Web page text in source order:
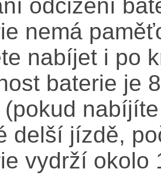
odcizení
nemá
nabíjet i po
baterie je
delší jízdě,
vydrží okolo